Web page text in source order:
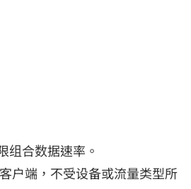
组合数据速率。
户端，不受设备或流量类型所